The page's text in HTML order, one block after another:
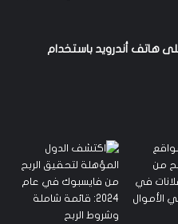
هاتف أندرويد باستخدام